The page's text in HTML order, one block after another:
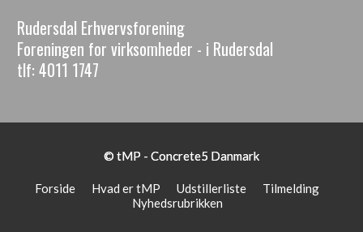
Rudersdal Erhvervsforening
Foreningen for virksomheder - i Rudersdal
tlf: 4011 1747
© tMP - Concrete5 Danmark
Forside Hvad er tMP Udstillerliste
Tilmelding
Nyhedsrubrikken